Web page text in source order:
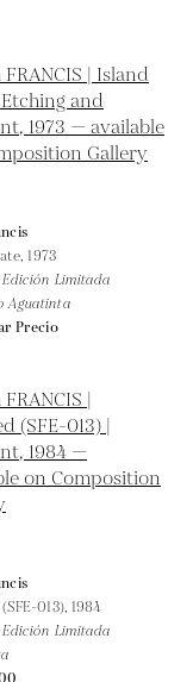
1973
Limitada
Aguatinta
Precio
013), 1984
Limitada